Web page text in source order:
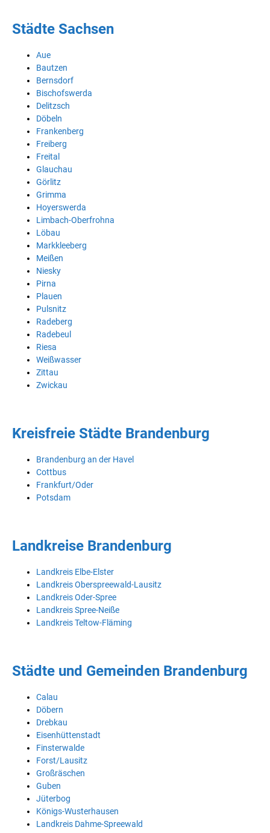
Städte Sachsen
Aue
Bautzen
Bernsdorf
Bischofswerda
Delitzsch
Döbeln
Frankenberg
Freiberg
Freital
Glauchau
Görlitz
Grimma
Hoyerswerda
Limbach-Oberfrohna
Löbau
Markkleeberg
Meißen
Niesky
Pirna
Plauen
Pulsnitz
Radeberg
Radebeul
Riesa
Weißwasser
Zittau
Zwickau
Kreisfreie Städte Brandenburg
Brandenburg an der Havel
Cottbus
Frankfurt/Oder
Potsdam
Landkreise Brandenburg
Landkreis Elbe-Elster
Landkreis Oberspreewald-Lausitz
Landkreis Oder-Spree
Landkreis Spree-Neiße
Landkreis Teltow-Fläming
Städte und Gemeinden Brandenburg
Calau
Döbern
Drebkau
Eisenhüttenstadt
Finsterwalde
Forst/Lausitz
Großräschen
Guben
Jüterbog
Königs-Wusterhausen
Landkreis Dahme-Spreewald